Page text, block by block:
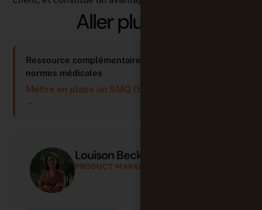
Aller plus loin
Ressource complémentaire sur le SMQ & les
normes médicales
Mettre en place un SMQ ISO 13485 avec Tuleap
→
Louison Beck
PRODUCT MARKETING MANAGER